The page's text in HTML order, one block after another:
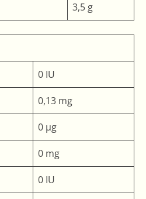
3,5 g
0 IU
0,13 mg
0 µg
0 mg
0 IU